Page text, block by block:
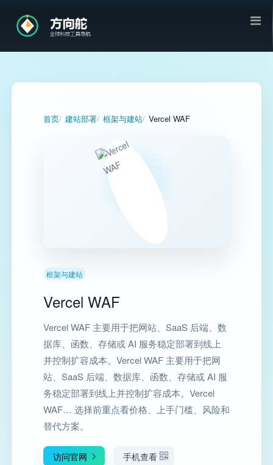
首页 建站部署 框架与建站 Vercel WAF
框架与建站
Vercel WAF
Vercel WAF 主要用于把网站、SaaS 后端、数
据库、函数、存储或 AI 服务稳定部署到线上
并控制扩容成本。Vercel WAF 主要用于把网
站、SaaS 后端、数据库、函数、存储或 AI 服
务稳定部署到线上并控制扩容成本。Vercel
WAF… 选择前重点看价格、上手门槛、风险和
替代方案。
访问官网 手机查看